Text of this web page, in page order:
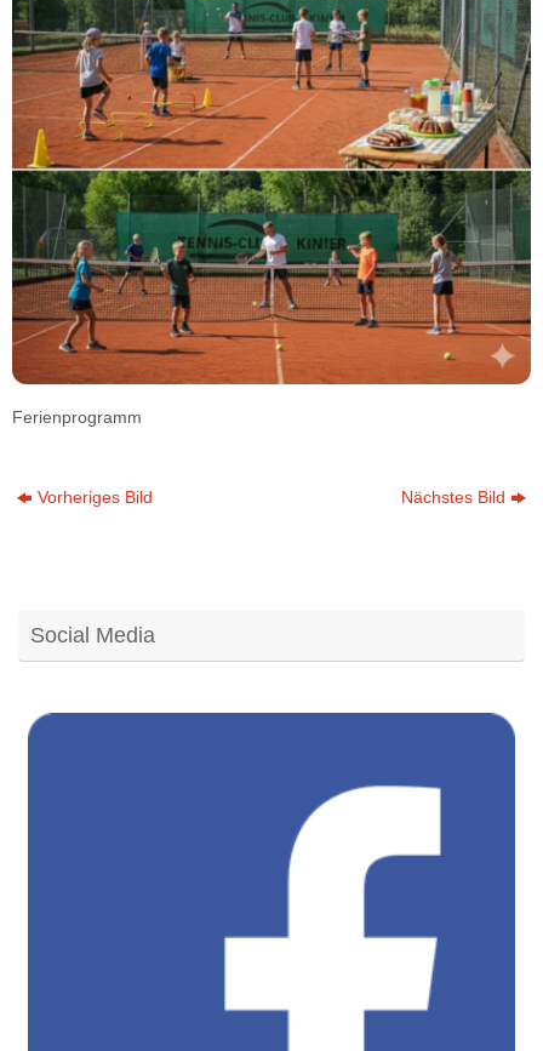
Ferienprogramm
Vorheriges Bild Nächstes Bild
Social Media